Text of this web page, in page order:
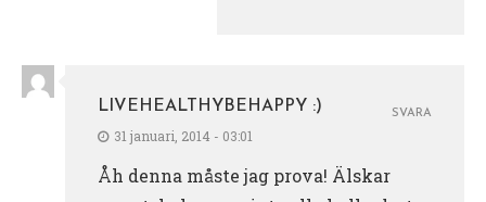
LIVEHEALTHYBEHAPPY :)
31 januari, 2014 - 03:01
Åh denna måste jag prova! Älskar
SVARA